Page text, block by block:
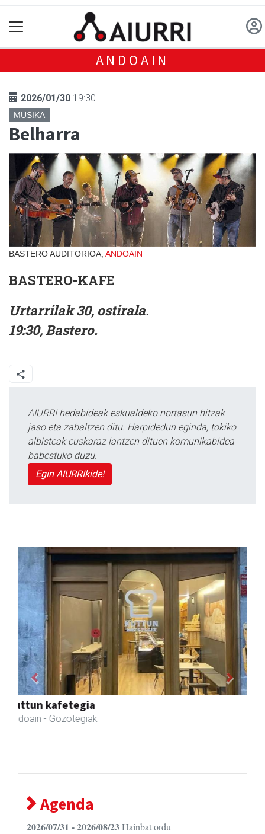
ANDOAIN
2026/01/30 19:30
MUSIKA
Belharra
BASTERO AUDITORIOA, ANDOAIN
BASTERO-KAFE
Urtarrilak 30, ostirala.
19:30, Bastero.
AIURRI hedabideak eskualdeko nortasun hitzak
jaso eta zabaltzen ditu. Harpidedun eginda, tokiko
albisteak euskaraz lantzen dituen komunikabidea
babestuko duzu.
Egin AIURRIkide!
Istuitza Garden
Andoain - Lorezaintza
Previous Next
Agenda
2026/07/31 - 2026/08/23Hainbat ordu